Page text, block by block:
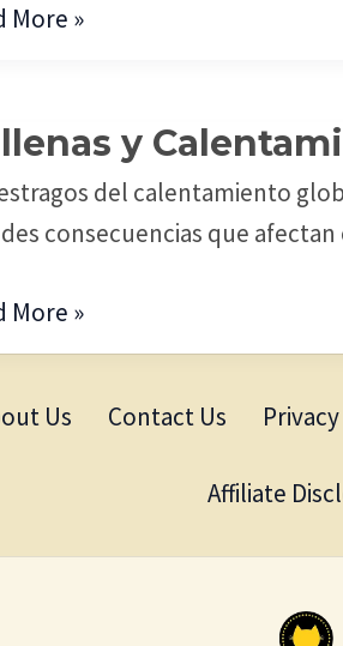
More »
y
del calentamiento
consecuencias que
More »
Us Contact Us
Affiliate